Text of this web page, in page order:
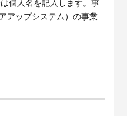
個人名を記入します。事
アップシステム）の事業